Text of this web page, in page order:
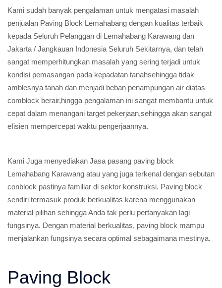
Kami sudah banyak pengalaman untuk mengatasi masalah
penjualan Paving Block Lemahabang dengan kualitas terbaik
kepada Seluruh Pelanggan di Lemahabang Karawang dan
Jakarta / Jangkauan Indonesia Seluruh Sekitarnya, dan telah
sangat memperhitungkan masalah yang sering terjadi untuk
kondisi pemasangan pada kepadatan tanahsehingga tidak
amblesnya tanah dan menjadi beban penampungan air diatas
comblock berair,hingga pengalaman ini sangat membantu untuk
cepat dalam menangani target pekerjaan,sehingga akan sangat
efisien mempercepat waktu pengerjaannya.
Kami Juga menyediakan Jasa pasang paving block
Lemahabang Karawang atau yang juga terkenal dengan sebutan
conblock pastinya familiar di sektor konstruksi. Paving block
sendiri termasuk produk berkualitas karena menggunakan
material pilihan sehingga Anda tak perlu pertanyakan lagi
fungsinya. Dengan material berkualitas, paving block mampu
menjalankan fungsinya secara optimal sebagaimana mestinya.
Paving Block